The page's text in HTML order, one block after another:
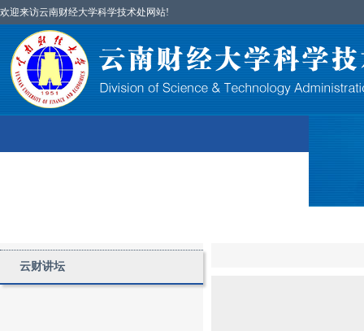
欢迎来访云南财经大学科学技术处网站!
云财讲坛